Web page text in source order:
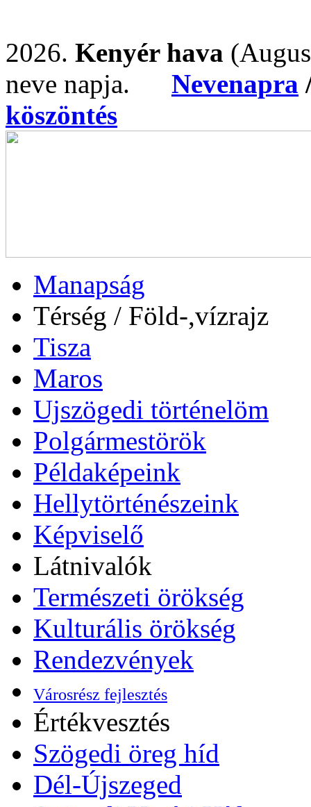
2026. Kenyér hava
neve napja. Nevenapra
köszöntés
Manapság
Térség / Föld-,vízrajz
Tisza
Maros
Ujszögedi történelöm
Polgármestörök
Példaképeink
Hellytörténészeink
Képviselő
Látnivalók
Természeti örökség
Kulturális örökség
Rendezvények
Városrész fejlesztés
Értékvesztés
Szögedi öreg híd
Dél-Újszeged